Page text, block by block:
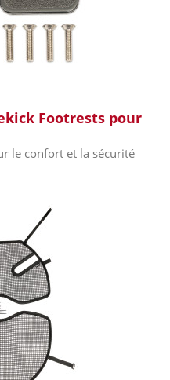
Footrests pour
le confort et la sécurité